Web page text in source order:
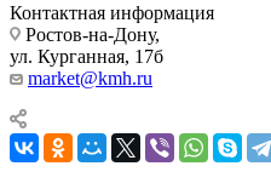
Контактная информация
Ростов-на-Дону,
ул. Курганная, 17б
market@kmh.ru